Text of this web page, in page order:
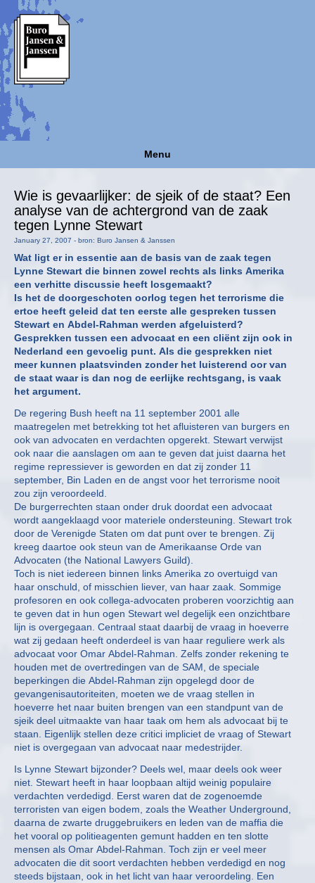
Menu
Wie is gevaarlijker: de sjeik of de staat? Een
analyse van de achtergrond van de zaak
tegen Lynne Stewart
January 27, 2007 - bron: Buro Jansen & Janssen
Wat ligt er in essentie aan de basis van de zaak tegen
Lynne Stewart die binnen zowel rechts als links Amerika
een verhitte discussie heeft losgemaakt?
Is het de doorgeschoten oorlog tegen het terrorisme die
ertoe heeft geleid dat ten eerste alle gespreken tussen
Stewart en Abdel-Rahman werden afgeluisterd?
Gesprekken tussen een advocaat en een cliënt zijn ook in
Nederland een gevoelig punt. Als die gesprekken niet
meer kunnen plaatsvinden zonder het luisterend oor van
de staat waar is dan nog de eerlijke rechtsgang, is vaak
het argument.
De regering Bush heeft na 11 september 2001 alle
maatregelen met betrekking tot het afluisteren van burgers en
ook van advocaten en verdachten opgerekt. Stewart verwijst
ook naar die aanslagen om aan te geven dat juist daarna het
regime repressiever is geworden en dat zij zonder 11
september, Bin Laden en de angst voor het terrorisme nooit
zou zijn veroordeeld.
De burgerrechten staan onder druk doordat een advocaat
wordt aangeklaagd voor materiele ondersteuning. Stewart trok
door de Verenigde Staten om dat punt over te brengen. Zij
kreeg daartoe ook steun van de Amerikaanse Orde van
Advocaten (the National Lawyers Guild).
Toch is niet iedereen binnen links Amerika zo overtuigd van
haar onschuld, of misschien liever, van haar zaak. Sommige
profesoren en ook collega-advocaten proberen voorzichtig aan
te geven dat in hun ogen Stewart wel degelijk een onzichtbare
lijn is overgegaan. Centraal staat daarbij de vraag in hoeverre
wat zij gedaan heeft onderdeel is van haar reguliere werk als
advocaat voor Omar Abdel-Rahman. Zelfs zonder rekening te
houden met de overtredingen van de SAM, de speciale
beperkingen die Abdel-Rahman zijn opgelegd door de
gevangenisautoriteiten, moeten we de vraag stellen in
hoeverre het naar buiten brengen van een standpunt van de
sjeik deel uitmaakte van haar taak om hem als advocaat bij te
staan. Eigenlijk stellen deze critici impliciet de vraag of Stewart
niet is overgegaan van advocaat naar medestrijder.
Is Lynne Stewart bijzonder? Deels wel, maar deels ook weer
niet. Stewart heeft in haar loopbaan altijd weinig populaire
verdachten verdedigd. Eerst waren dat de zogenoemde
terroristen van eigen bodem, zoals the Weather Underground,
daarna de zwarte druggebruikers en leden van de maffia die
het vooral op politieagenten gemunt hadden en ten slotte
mensen als Omar Abdel-Rahman. Toch zijn er veel meer
advocaten die dit soort verdachten hebben verdedigd en nog
steeds bijstaan, ook in het licht van haar veroordeling. Een